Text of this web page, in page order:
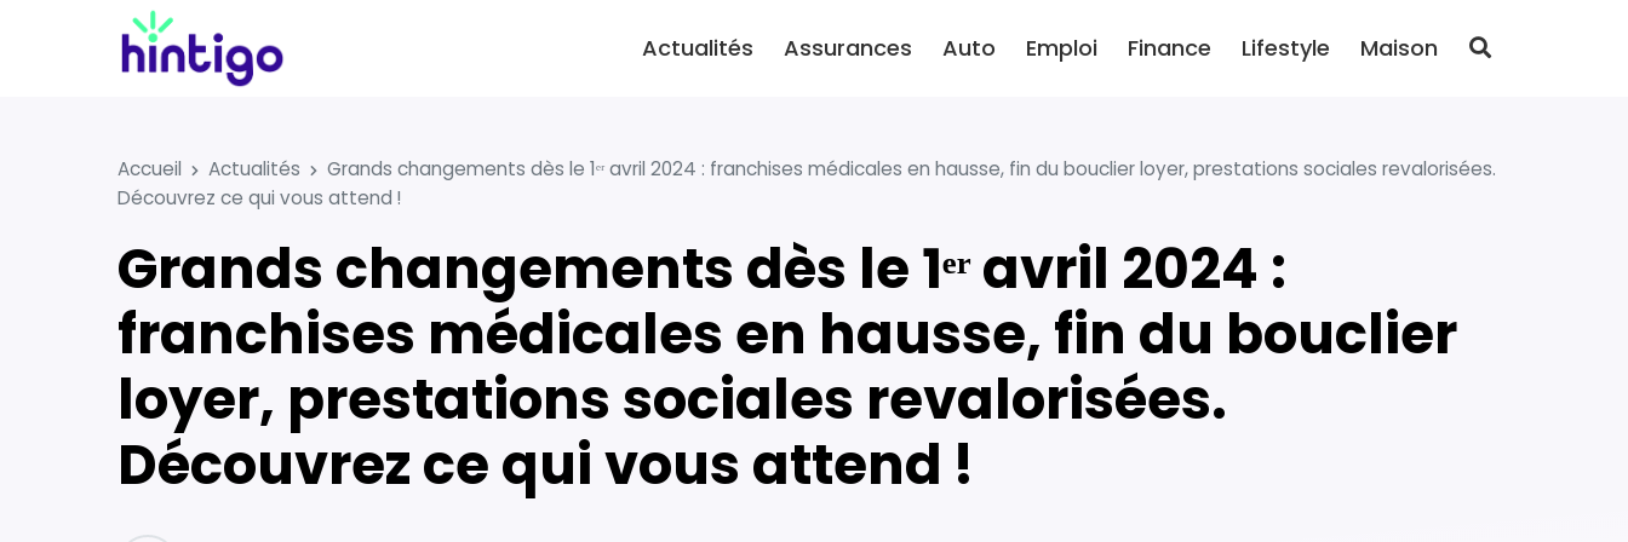
Actualités Assurances Auto Emploi Finance Lifestyle Maison
Accueil Actualités
Grands changements dès le 1ᵉʳ avril 2024 : franchises médicales en hausse, fin du bouclier loyer, prestations sociales revalorisées.
Découvrez ce qui vous attend !
Grands changements dès le 1ᵉʳ avril 2024 :
franchises médicales en hausse, fin du bouclier
loyer, prestations sociales revalorisées.
Découvrez ce qui vous attend !